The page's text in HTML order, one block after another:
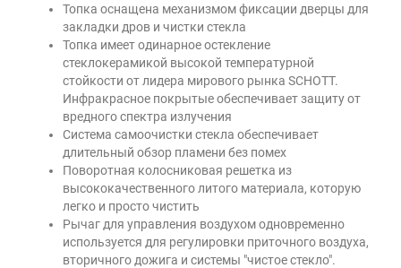
Топка оснащена механизмом фиксации дверцы для
закладки дров и чистки стекла
Топка имеет одинарное остекление
стеклокерамикой высокой температурной
стойкости от лидера мирового рынка SCHOTT.
Инфракрасное покрытые обеспечивает защиту от
вредного спектра излучения
Система самоочистки стекла обеспечивает
длительный обзор пламени без помех
Поворотная колосниковая решетка из
высококачественного литого материала, которую
легко и просто чистить
Рычаг для управления воздухом одновременно
используется для регулировки приточного воздуха,
вторичного дожига и системы "чистое стекло".